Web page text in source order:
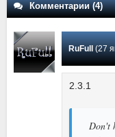
Комментарии (4)
RuFull(27
2.3.1
Don't